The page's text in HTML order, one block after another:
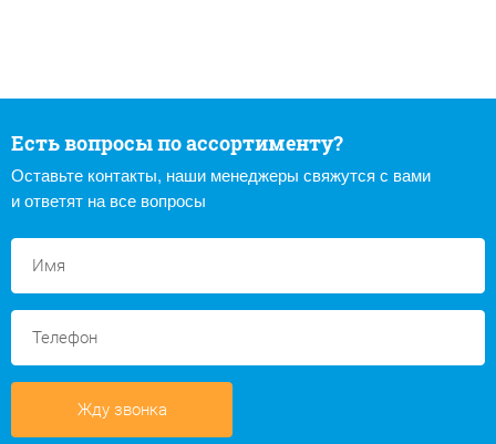
Есть вопросы по ассортименту?
Оставьте контакты, наши менеджеры свяжутся с вами
и ответят на все вопросы
Жду звонка